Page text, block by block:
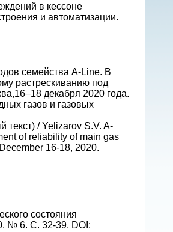
в кессоне
и автоматизации.
семейства A-Line. В
растрескиванию под
декабря 2020 года.
газов и газовых
текст) / Yelizarov S.V. A-
of reliability of main gas
16-18, 2020.
состояния
№ 6. С. 32-39. DOI: